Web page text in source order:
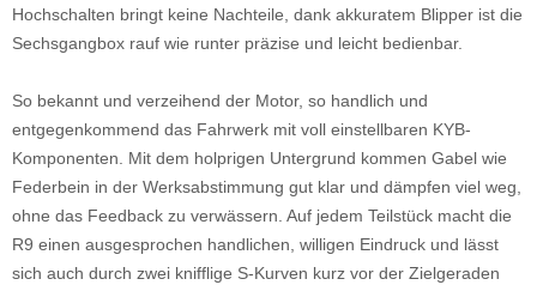
Hochschalten bringt keine Nachteile, dank akkuratem Blipper ist die
Sechsgangbox rauf wie runter präzise und leicht bedienbar.
So bekannt und verzeihend der Motor, so handlich und
entgegenkommend das Fahrwerk mit voll einstellbaren KYB-
Komponenten. Mit dem holprigen Untergrund kommen Gabel wie
Federbein in der Werksabstimmung gut klar und dämpfen viel weg,
ohne das Feedback zu verwässern. Auf jedem Teilstück macht die
R9 einen ausgesprochen handlichen, willigen Eindruck und lässt
sich auch durch zwei knifflige S-Kurven kurz vor der Zielgeraden